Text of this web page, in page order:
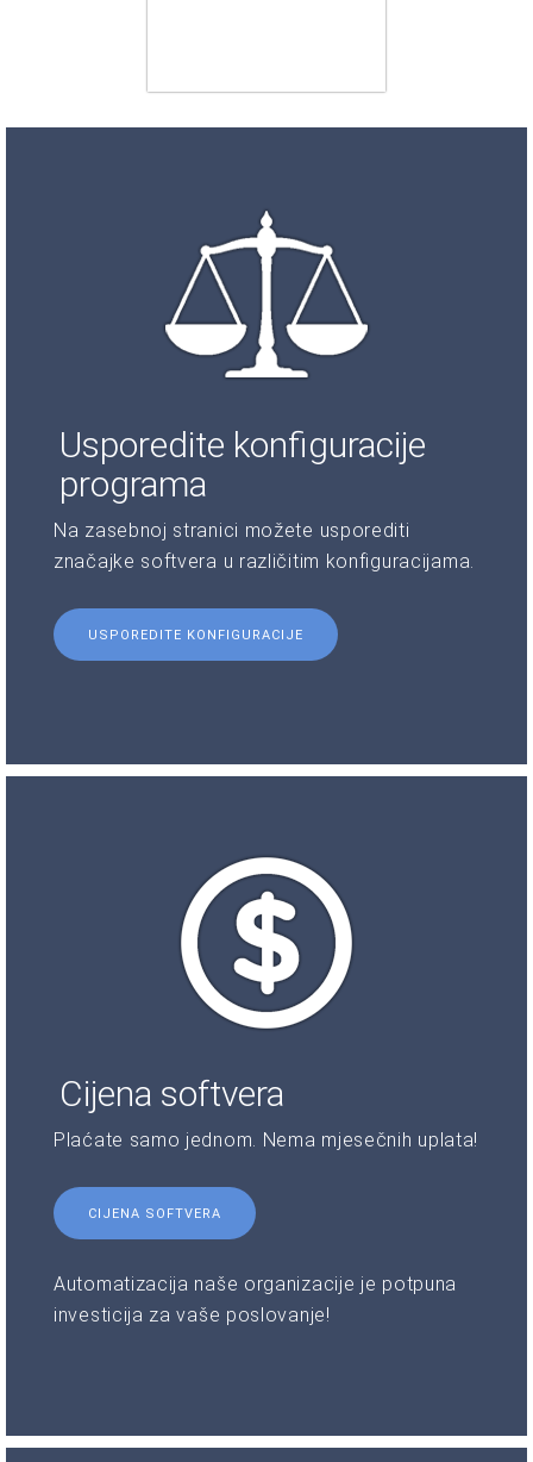
Usporedite konfiguracije
programa
Na zasebnoj stranici možete usporediti
značajke softvera u različitim konfiguracijama.
USPOREDITE KONFIGURACIJE
Cijena softvera
Plaćate samo jednom. Nema mjesečnih uplata!
CIJENA SOFTVERA
Automatizacija naše organizacije je potpuna
investicija za vaše poslovanje!